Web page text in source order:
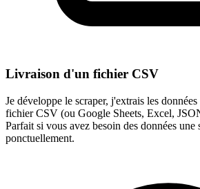
Livraison d'un fichier CSV
Je développe le scraper, j'extrais les
fichier CSV (ou Google Sheets, Excel,
Parfait si vous avez besoin des données une
ponctuellement.